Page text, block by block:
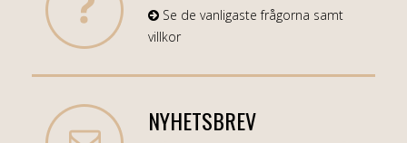
Se de vanligaste frågorna samt
villkor
NYHETSBREV